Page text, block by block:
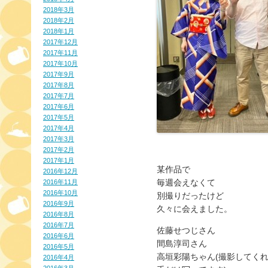
2018年3月
2018年2月
2018年1月
2017年12月
2017年11月
2017年10月
2017年9月
2017年8月
2017年7月
2017年6月
2017年5月
2017年4月
2017年3月
2017年2月
2017年1月
2016年12月
2016年11月
2016年10月
2016年9月
2016年8月
2016年7月
2016年6月
2016年5月
2016年4月
某作品で
毎週会えなくて
別撮りだったけど
久々に会えました。
佐藤せつじさん
間島淳司さん
高垣彩陽ちゃん(撮影してく